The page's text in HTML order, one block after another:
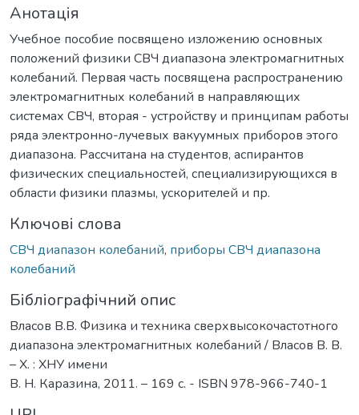
Анотація
Учебное пособие посвящено изложению основных
положений физики СВЧ диапазона электромагнитных
колебаний. Первая часть посвящена распространению
электромагнитных колебаний в направляющих
системах СВЧ, вторая - устройству и принципам работы
ряда электронно-лучевых вакуумных приборов этого
диапазона. Рассчитана на студентов, аспирантов
физических специальностей, специализирующихся в
области физики плазмы, ускорителей и пр.
Ключові слова
СВЧ диапазон колебаний, приборы СВЧ диапазона
колебаний
Бібліографічний опис
Власов В.В. Физика и техника сверхвысокочастотного
диапазона электромагнитных колебаний / Власов В. В.
– Х. : ХНУ имени
В. Н. Каразина, 2011. – 169 с. - ISBN 978-966-740-1